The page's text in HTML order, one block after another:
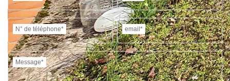
N° de téléphone* email*
Message*